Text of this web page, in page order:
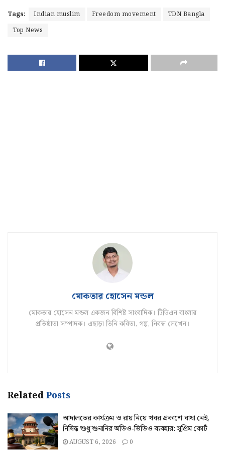
Tags: Indian muslim Freedom movement
TDN Bangla
Top News
মোকতার হোসেন মন্ডল
মোকতার হোসেন মন্ডল একজন বিশিষ্ট সাংবাদিক। টিডিএন বাংলার
প্রতিষ্ঠাতা সম্পাদক। এছাড়া তিনি কবিতা, গল্প, নিবন্ধ লেখেন।
RelatedPosts
আদালতের কার্যক্রম ও রায় নিয়ে খবর প্রকাশে বাধা নেই,
নিষিদ্ধ শুধু শুনানির অডিও-ভিডিও ব্যবহার: সুপ্রিম কোর্ট
AUGUST 6, 2026 0